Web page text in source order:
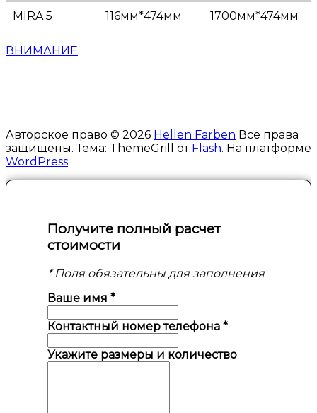
MIRA 5 116мм*474мм 1700мм*474мм
ВНИМАНИЕ
Авторское право © 2026 Hellen Farben Все права
защищены. Тема: ThemeGrill от Flash. На платформе
WordPress
Получите полный расчет
стоимости
* Поля обязательны для заполнения
Ваше имя *
Контактный номер телефона *
Укажите размеры и количество